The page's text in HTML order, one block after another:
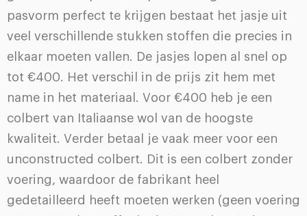
pasvorm perfect te krijgen bestaat het jasje uit
veel verschillende stukken stoffen die precies in
elkaar moeten vallen. De jasjes lopen al snel op
tot €400. Het verschil in de prijs zit hem met
name in het materiaal. Voor €400 heb je een
colbert van Italiaanse wol van de hoogste
kwaliteit. Verder betaal je vaak meer voor een
unconstructed colbert. Dit is een colbert zonder
voering, waardoor de fabrikant heel
gedetailleerd heeft moeten werken (geen voering